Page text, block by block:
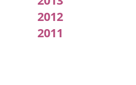
2012
2011